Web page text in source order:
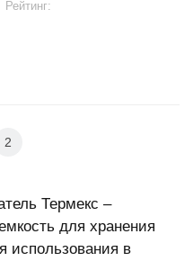
Рейтинг:
2
Термекс –
для хранения
использования в